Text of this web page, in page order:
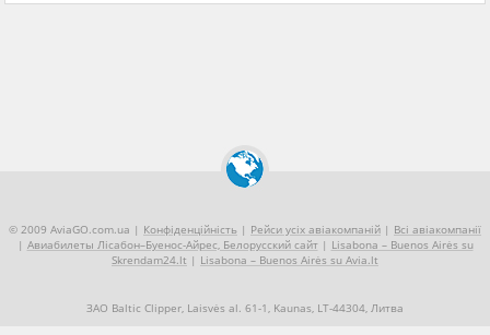
© 2009 AviaGO.com.ua | Конфіденційність | Рейси усіх авіакомпаній | Всі авіакомпанії
| Авиабилеты Лісабон–Буенос-Айрес, Белорусский сайт| Lisabona – Buenos Airės su
Skrendam24.lt | Lisabona – Buenos Airės su Avia.lt
ЗАО Baltic Clipper, Laisvės al. 61-1, Kaunas, LT-44304, Литва